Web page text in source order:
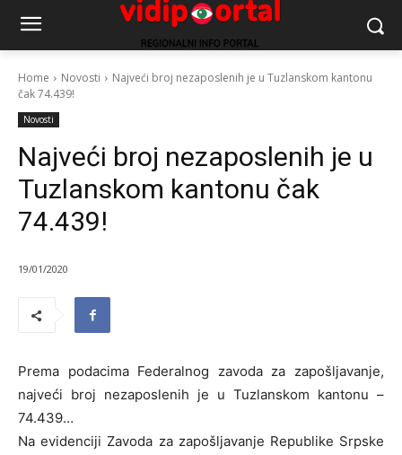
Home Novosti
Najveći broj nezaposlenih je u Tuzlanskom kantonu
čak 74.439!
Novosti
Najveći broj nezaposlenih je u
Tuzlanskom kantonu čak
74.439!
19/01/2020
Prema podacima Federalnog zavoda za zapošljavanje,
najveći broj nezaposlenih je u Tuzlanskom kantonu –
74.439…
Na evidenciji Zavoda za zapošljavanje Republike Srpske